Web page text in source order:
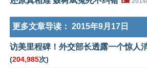
更多文章导读： 2015年9月17日
访美里程碑！外交部长透露一个惊人
(204,985次)